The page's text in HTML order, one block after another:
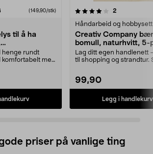
anmeldelser(149,90/stk)
til å ha
henge rundt
komfortabelt med
2
Håndarbeid og hobbysett
Creativ Company
bomull, naturhvitt, 5-
Lag ditt egen handlenett
til shopping og strandtur.
99,90
Legg i handlekurv
5.0 av 5 stjerner
priser på vanlige ting